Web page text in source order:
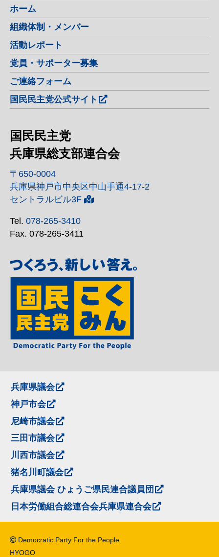
ホーム
組織体制・メンバー
活動レポート
党員・サポーター募集
ご連絡フォーム
国民民主党公式サイト
国民民主党
兵庫県総支部連合会
〒650-0004
兵庫県神戸市中央区中山手通4-17-2
セントラルビル3F
Tel. 078-265-3410
Fax. 078-265-3411
兵庫県議会
神戸市会
尼崎市議会
三田市議会
川西市議会
猪名川町議会
兵庫県議会 ひょうご県民連合議員団
日本労働組合総連合会兵庫県連合会
Democratic Party For the People
HYOGO